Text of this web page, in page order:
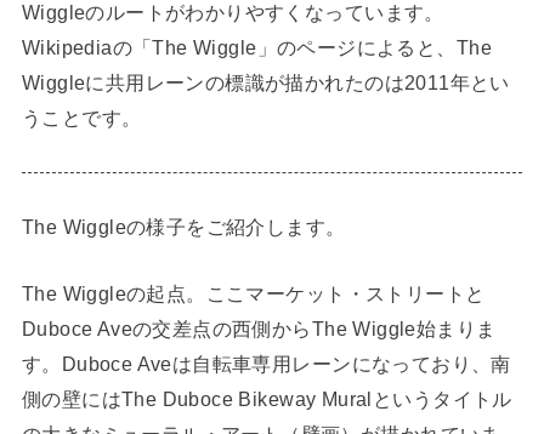
Wiggleのルートがわかりやすくなっています。
Wikipediaの「The Wiggle」のページによると、The
Wiggleに共用レーンの標識が描かれたのは2011年とい
うことです。
The Wiggleの様子をご紹介します。
The Wiggleの起点。ここマーケット・ストリートと
Duboce Aveの交差点の西側からThe Wiggle始まりま
す。Duboce Aveは自転車専用レーンになっており、南
側の壁にはThe Duboce Bikeway Muralというタイトル